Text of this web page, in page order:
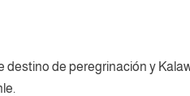
destino de peregrinación y